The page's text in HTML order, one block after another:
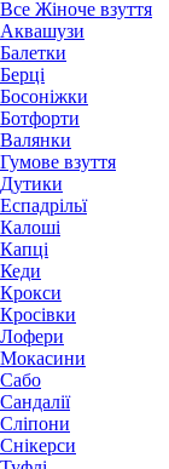
Все Жіноче взуття
Аквашузи
Балетки
Берці
Босоніжки
Ботфорти
Валянки
Гумове взуття
Дутики
Еспадрільї
Калоші
Капці
Кеди
Крокси
Кросівки
Лофери
Мокасини
Сабо
Сандалії
Сліпони
Снікерси